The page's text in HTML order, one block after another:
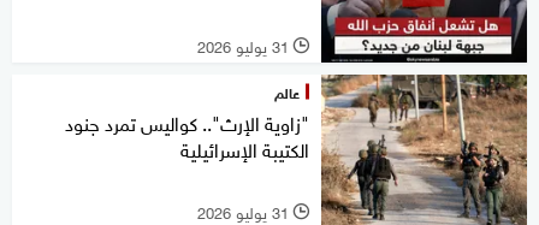
l 31 يوليو 2026
عالم
"زاوية الإرث".. كواليس تمرد جنود
الكتيبة الإسرائيلية
l 31 يوليو 2026